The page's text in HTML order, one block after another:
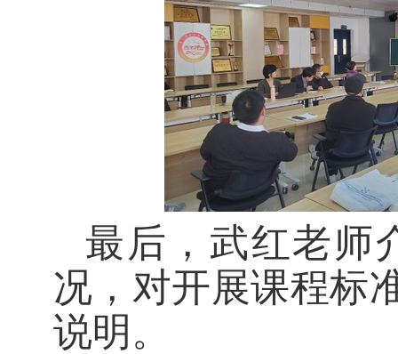
最后，武红老师
况，对开展课程标
说明。